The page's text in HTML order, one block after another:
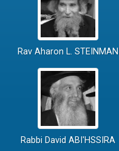
Rav Aharon L. STEINMAN
Rabbi David ABI'HSSIRA